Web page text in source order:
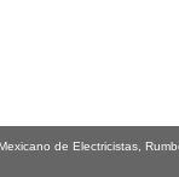
de Electricistas,